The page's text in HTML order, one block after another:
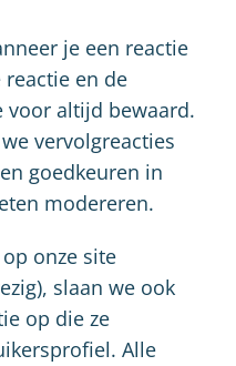
je een reactie
en de
voor altijd bewaard.
vervolgreacties
goedkeuren in
modereren.
onze site
slaan we ook
op die ze
Alle